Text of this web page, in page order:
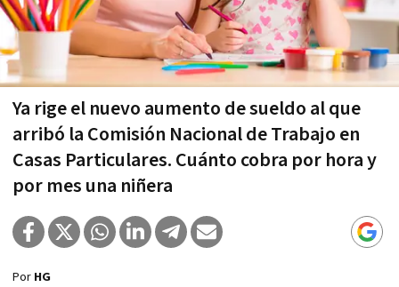
Ya rige el nuevo aumento de sueldo al que
arribó la Comisión Nacional de Trabajo en
Casas Particulares. Cuánto cobra por hora y
por mes una niñera
Por HG